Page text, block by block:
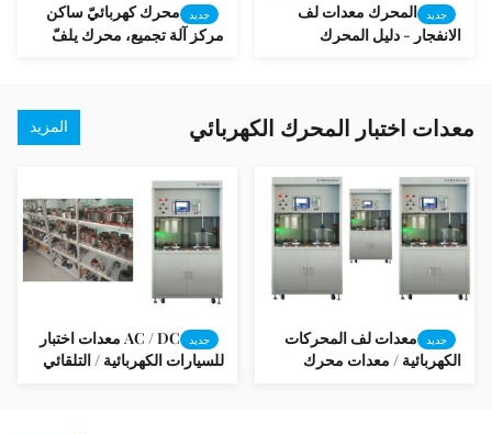
جديد
المحرك معدات لف
الانفجار - دليل المحرك
جديد
محرك كهربائيّ ساكن
مركز آلة تجميع، محرك يلفّ
معدات اختبار المحرك الكهربائي المزيد
جديد
معدات لف المحركات
الكهربائية / معدات محرك
جديد
AC / DC معدات اختبار
للسيارات الكهربائية / التلقائي